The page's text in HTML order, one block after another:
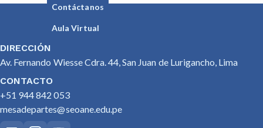
Contáctanos
Aula Virtual
DIRECCIÓN
Av. Fernando Wiesse Cdra. 44, San Juan de Lurigancho, Lima
CONTACTO
+51 944 842 053
mesadepartes@seoane.edu.pe